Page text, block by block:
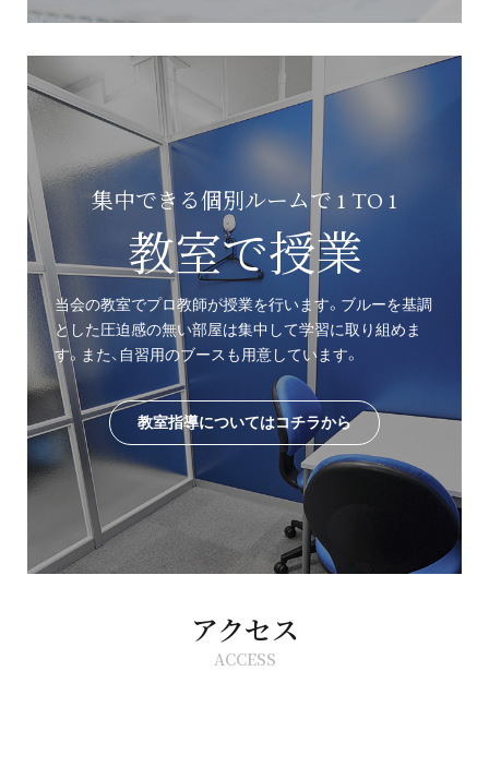
集中できる個別ルームで 1 TO 1
教室で授業
当会の教室でプロ教師が授業を行います。ブルーを基調
とした圧迫感の無い部屋は集中して学習に取り組めま
す。また、自習用のブースも用意しています。
教室指導についてはコチラから
アクセス
ACCESS